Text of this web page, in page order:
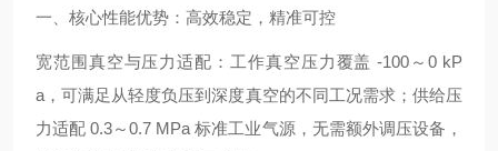
一、核心性能优势：高效稳定，精准可控
宽范围真空与压力适配：工作真空压力覆盖 -100～0 kP
a，可满足从轻度负压到深度真空的不同工况需求；供给压
力适配 0.3～0.7 MPa 标准工业气源，无需额外调压设备，